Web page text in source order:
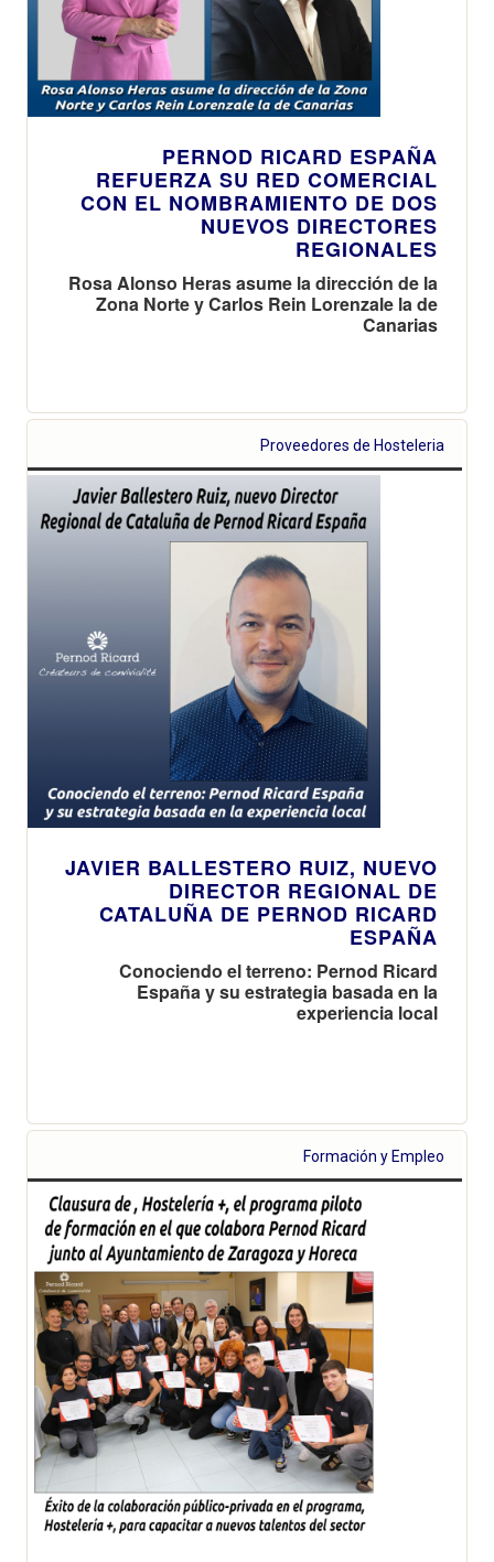
PERNOD RICARD ESPAÑA
REFUERZA SU RED COMERCIAL
CON EL NOMBRAMIENTO DE DOS
NUEVOS DIRECTORES
REGIONALES
Rosa Alonso Heras asume la dirección de la
Zona Norte y Carlos Rein Lorenzale la de
Canarias
Proveedores de Hosteleria
JAVIER BALLESTERO RUIZ, NUEVO
DIRECTOR REGIONAL DE
CATALUÑA DE PERNOD RICARD
ESPAÑA
Conociendo el terreno: Pernod Ricard
España y su estrategia basada en la
experiencia local
Formación y Empleo